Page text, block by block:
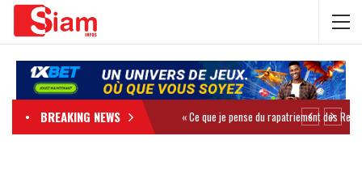
BREAKING NEWS